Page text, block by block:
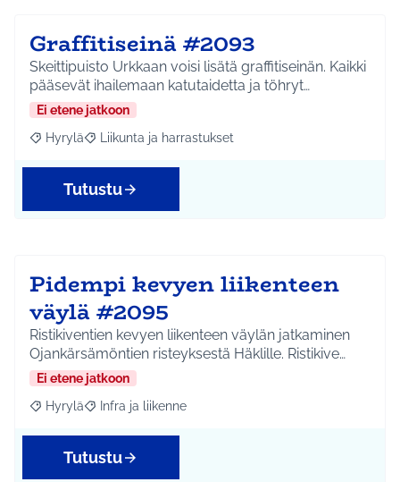
Graffitiseinä #2093
Skeittipuisto Urkkaan voisi lisätä graffitiseinän. Kaikki
pääsevät ihailemaan katutaidetta ja töhryt…
Ei etene jatkoon
Rajaa tulokset aihepiirin mukaan: Hyrylä
Hyrylä Rajaa tulokset teeman mukaan: Liikunta ja
Liikunta ja harrastukset
Tutustu
Pidempi kevyen liikenteen
väylä #2095
Ristikiventien kevyen liikenteen väylän jatkaminen
Ojankärsämöntien risteyksestä Häklille. Ristikive…
Ei etene jatkoon
Rajaa tulokset aihepiirin mukaan: Hyrylä
Hyrylä Rajaa tulokset teeman mukaan: Infra ja liikenne
Infra ja liikenne
Tutustu